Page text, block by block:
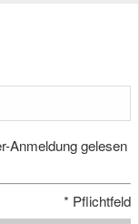
Anmeldung gelesen
* Pflichtfeld